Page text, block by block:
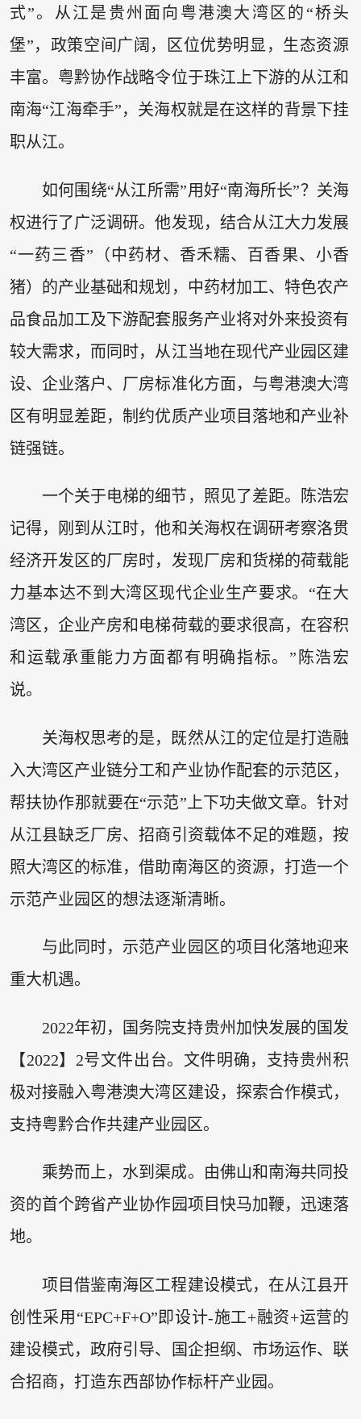
式”。从江是贵州面向粤港澳大湾区的“桥头
堡”，政策空间广阔，区位优势明显，生态资源
丰富。粤黔协作战略令位于珠江上下游的从江和
南海“江海牵手”，关海权就是在这样的背景下挂
职从江。
如何围绕“从江所需”用好“南海所长”？关海
权进行了广泛调研。他发现，结合从江大力发展
“一药三香”（中药材、香禾糯、百香果、小香
猪）的产业基础和规划，中药材加工、特色农产
品食品加工及下游配套服务产业将对外来投资有
较大需求，而同时，从江当地在现代产业园区建
设、企业落户、厂房标准化方面，与粤港澳大湾
区有明显差距，制约优质产业项目落地和产业补
链强链。
一个关于电梯的细节，照见了差距。陈浩宏
记得，刚到从江时，他和关海权在调研考察洛贯
经济开发区的厂房时，发现厂房和货梯的荷载能
力基本达不到大湾区现代企业生产要求。“在大
湾区，企业产房和电梯荷载的要求很高，在容积
和运载承重能力方面都有明确指标。”陈浩宏
说。
关海权思考的是，既然从江的定位是打造融
入大湾区产业链分工和产业协作配套的示范区，
帮扶协作那就要在“示范”上下功夫做文章。针对
从江县缺乏厂房、招商引资载体不足的难题，按
照大湾区的标准，借助南海区的资源，打造一个
示范产业园区的想法逐渐清晰。
与此同时，示范产业园区的项目化落地迎来
重大机遇。
2022年初，国务院支持贵州加快发展的国发
【2022】2号文件出台。文件明确，支持贵州积
极对接融入粤港澳大湾区建设，探索合作模式，
支持粤黔合作共建产业园区。
乘势而上，水到渠成。由佛山和南海共同投
资的首个跨省产业协作园项目快马加鞭，迅速落
地。
项目借鉴南海区工程建设模式，在从江县开
创性采用“EPC+F+O”即设计-施工+融资+运营的
建设模式，政府引导、国企担纲、市场运作、联
合招商，打造东西部协作标杆产业园。